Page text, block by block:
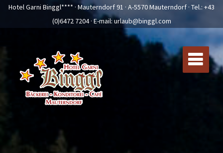
Hotel Garni Binggl**** · Mauterndorf 91 · A-5570 Mauterndorf · Tel.: +43
(0)6472 7204· E-mail: urlaub@binggl.com